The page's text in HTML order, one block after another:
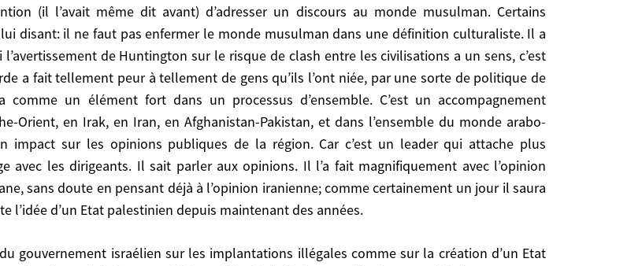
(il l’avait même dit avant) d’adresser un discours au monde musulman. Certains
disant: il ne faut pas enfermer le monde musulman dans une définition culturaliste. Il a
de Huntington sur le risque de clash entre les civilisations a un sens, c’est
a fait tellement peur à tellement de gens qu’ils l’ont niée, par une sorte de politique de
comme un élément fort dans un processus d’ensemble. C’est un accompagnement
Orient, en Irak, en Iran, en Afghanistan-Pakistan, et dans l’ensemble du monde arabo-
sur les opinions publiques de la région. Car c’est un leader qui attache plus
avec les dirigeants. Il sait parler aux opinions. Il l’a fait magnifiquement avec l’opinion
sans doute en pensant déjà à l’opinion iranienne; comme certainement un jour il saura
l’idée d’un Etat palestinien depuis maintenant des années.
dans une définition culturaliste. Il a balayé à juste titre cet argument, car il est clair
les civilisations a un sens, c’est bien entre l’islam et l’Occident. Mais cette mise en garde a
une sorte de politique de l’autruche. Il faut comprendre le discours d’Obama comme un
symphonique de la politique qu’il va mener au Proche-Orient, en Irak, en Iran, en
musulman. Autre point déterminant: il en attend un impact sur les opinions publiques de la
le voit, aux opinions qu’au copinage avec les dirigeants. Il sait parler aux opinions. Il l’a fait
l’opinion arabo-musulmane, sans doute en pensant déjà à l’opinion iranienne; comme
une majorité accepte l’idée d’un Etat palestinien depuis maintenant des années.
Israël fera-t-il les frais de la nouvelle donne américaine au Moyen-Orient?
que le peuple juif ne s’est pas doté d’un Etat pour pratiquer cette cruelle politique